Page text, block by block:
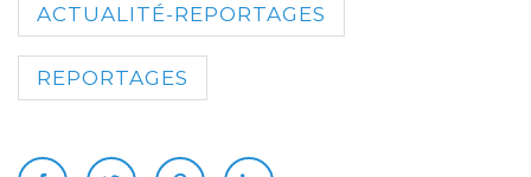
ACTUALITÉ-REPORTAGES
REPORTAGES